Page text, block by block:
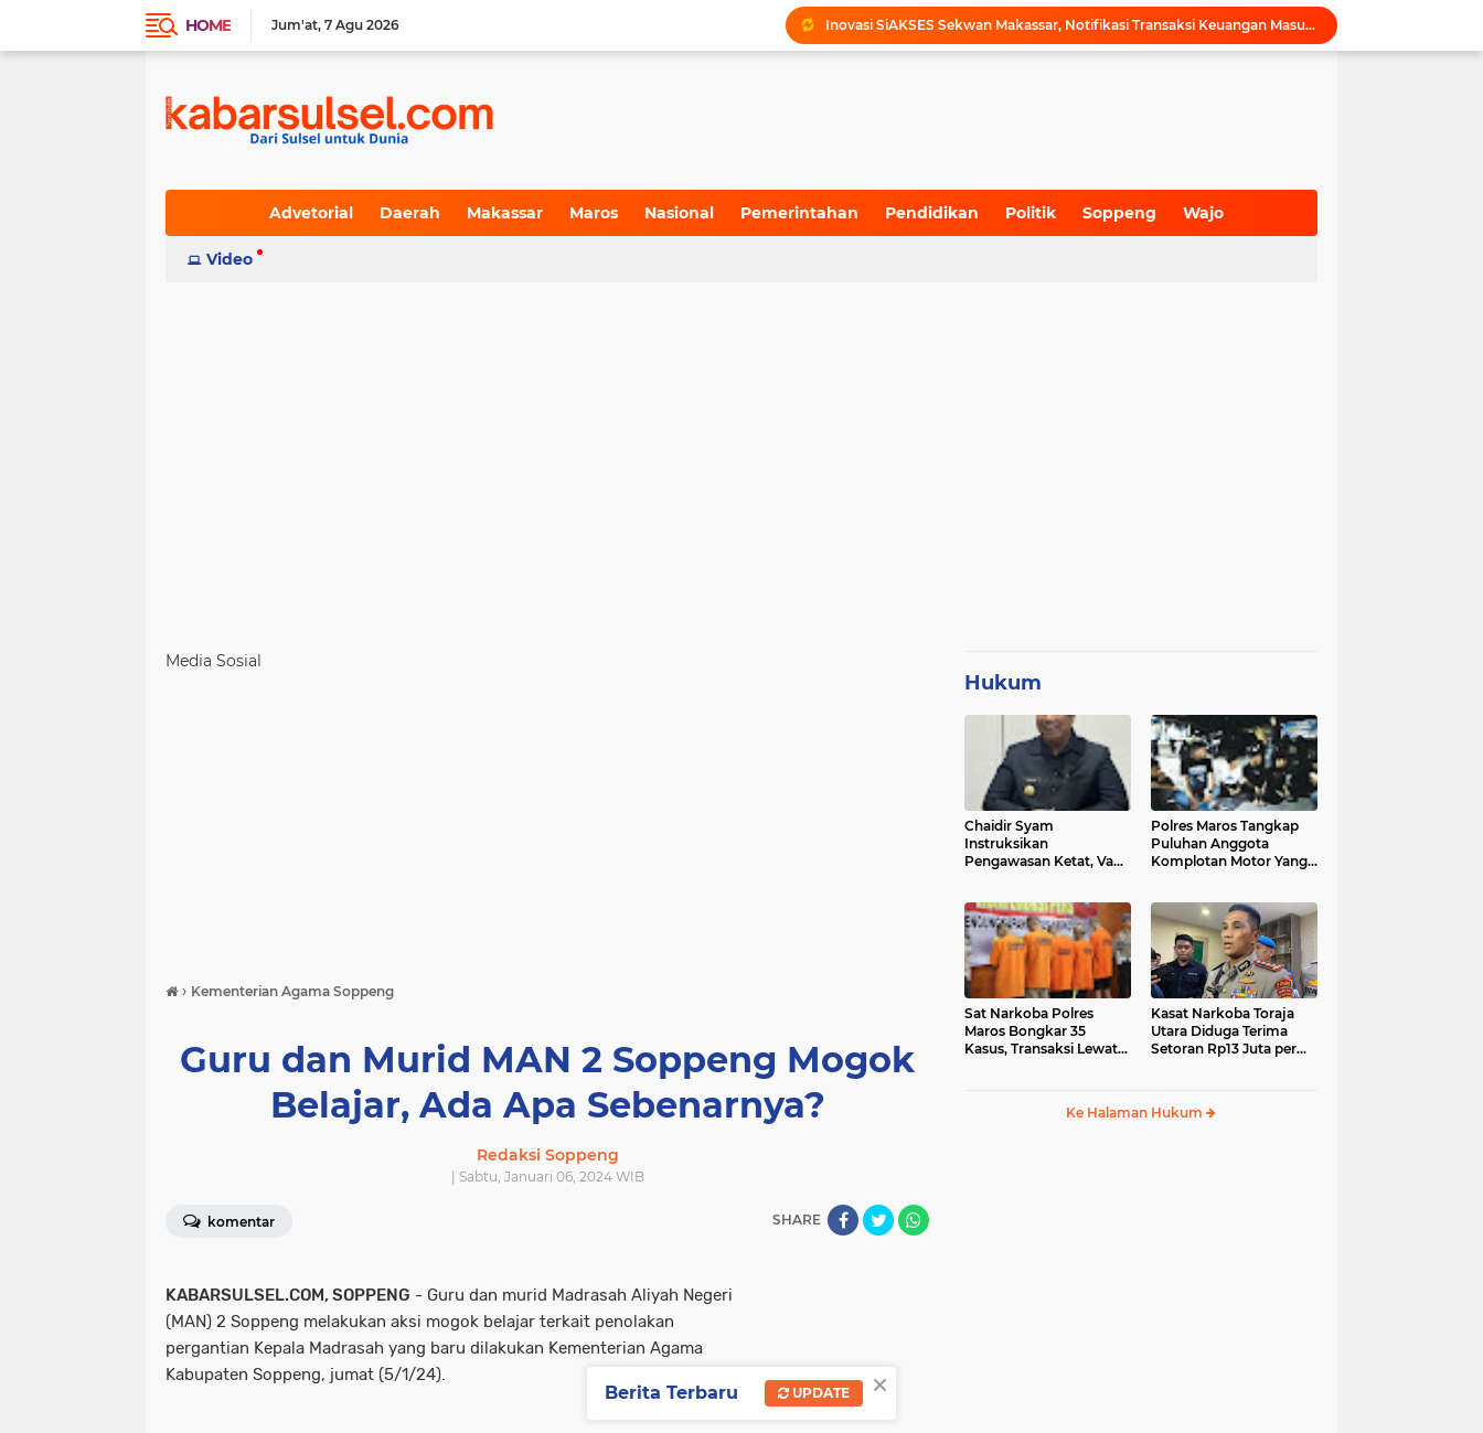
HOME Jum'at 7 Agu 2026
Inovasi SiAKSES Sekwan Makassar, Notifikasi Transaksi Keuangan Masuk di Kantong Dewan Hitungan Detik
KONI Maros Gelar Rapat Bersama Ketua Bidang, Susun Program Kerja Berbasis Kinerja
Pemkab Maros Bagikan 1.000 Bendera Merah Putih, Warga Kurang Mampu Jadi Prioritas
Indeks
Advetorial Daerah Makassar Maros Nasional Pemerintahan Pendidikan Politik Soppeng Wajo
Video
Media Sosial
› Kementerian Agama Soppeng
Guru dan Murid MAN 2 Soppeng Mogok
Belajar, Ada Apa Sebenarnya?
Redaksi Soppeng
| Sabtu, Januari 06, 2024 WIB
komentar SHARE
KABARSULSEL.COM, SOPPENG - Guru dan murid Madrasah Aliyah Negeri
(MAN) 2 Soppeng melakukan aksi mogok belajar terkait penolakan
pergantian Kepala Madrasah yang baru dilakukan Kementerian Agama
Kabupaten Soppeng, jumat (5/1/24).
Hukum
Chaidir Syam
Instruksikan
Pengawasan Ketat, Vape
Polres Maros Tangkap
Puluhan Anggota
Komplotan Motor Yang
Sat Narkoba Polres
Maros Bongkar 35
Kasus, Transaksi Lewat
Kasat Narkoba Toraja
Utara Diduga Terima
Setoran Rp13 Juta per
Ke Halaman Hukum
×
Berita Terbaru UPDATE